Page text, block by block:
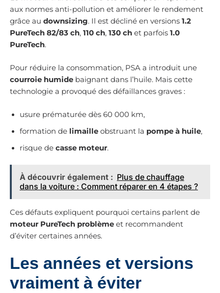
aux normes anti-pollution et améliorer le rendement
grâce au downsizing. Il est décliné en versions 1.2
PureTech 82/83 ch, 110 ch, 130 ch et parfois 1.0
PureTech.
Pour réduire la consommation, PSA a introduit une
courroie humide baignant dans l’huile. Mais cette
technologie a provoqué des défaillances graves :
usure prématurée dès 60 000 km,
formation de limaille obstruant la pompe à huile,
risque de casse moteur.
À découvrir également : Plus de chauffage
dans la voiture : Comment réparer en 4 étapes ?
Ces défauts expliquent pourquoi certains parlent de
moteur PureTech problème et recommandent
d’éviter certaines années.
Les années et versions
vraiment à éviter